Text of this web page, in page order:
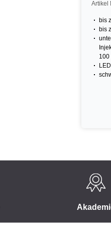
Artikel
bis
bis
100